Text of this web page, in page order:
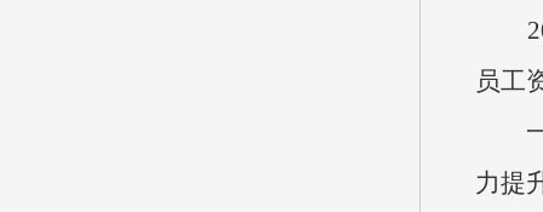
员工
一
力提